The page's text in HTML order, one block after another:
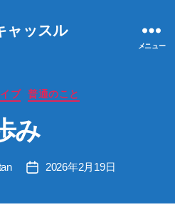
ャッスル
メニュー
カ
ゴ
リ
ブ 普通のこと
み
投
2026年2月19日